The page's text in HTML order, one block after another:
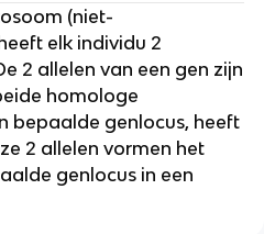
(niet-
elk individu 2
2 allelen van een gen zijn
homologe
bepaalde genlocus, heeft
2 allelen vormen het
genlocus in een